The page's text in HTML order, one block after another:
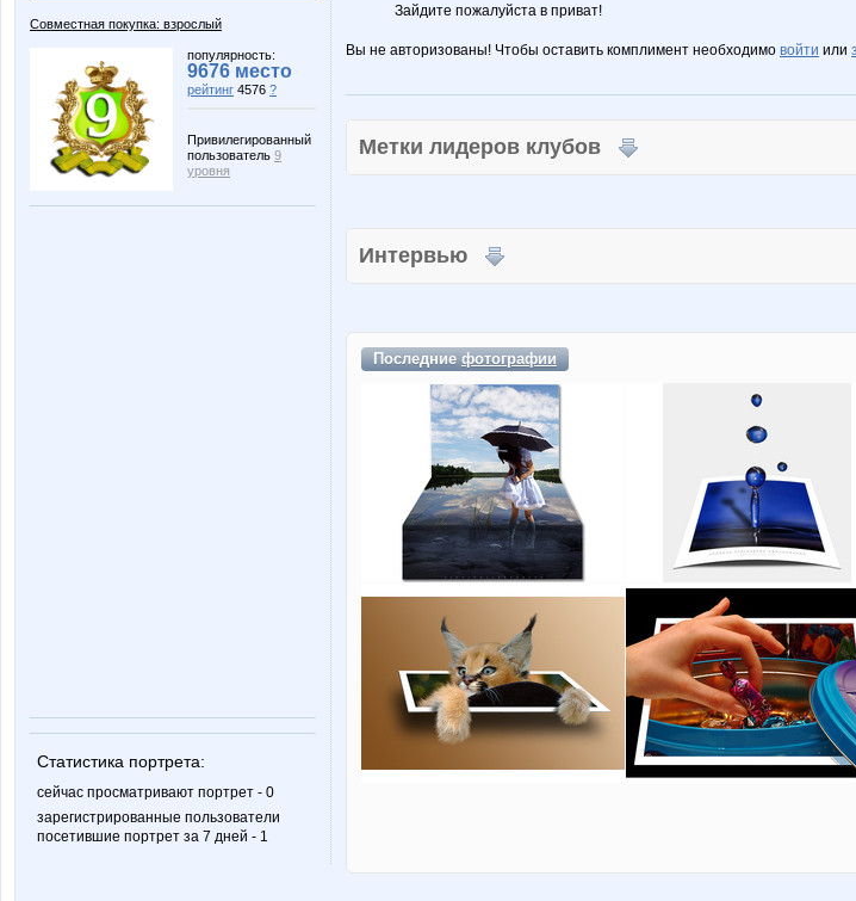
Совместная покупка: взрослый
популярность:
9676 место
рейтинг 4576 ?
Привилегированный
пользователь 9
уровня
Статистика портрета:
сейчас просматривают портрет - 0
зарегистрированные пользователи
посетившие портрет за 7 дней - 1
Зайдите пожалуйста в приват!
Вы не авторизованы! Чтобы оставить комплимент необходимо войти или
Метки лидеров клубов
Интервью
Последниефотографии